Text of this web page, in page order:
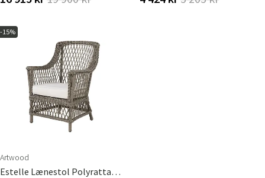
-15%
Artwood
Estelle Lænestol Polyrattan Artwood